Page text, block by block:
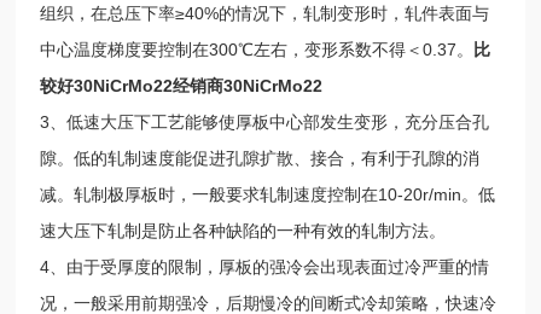
组织，在总压下率≥40%的情况下，轧制变形时，轧件表面与
中心温度梯度要控制在300℃左右，变形系数不得＜0.37。
比
较好30NiCrMo22经销商30NiCrMo22
3、低速大压下工艺能够使厚板中心部发生变形，充分压合孔
隙。低的轧制速度能促进孔隙扩散、接合，有利于孔隙的消
减。轧制极厚板时，一般要求轧制速度控制在10-20r/min。低
速大压下轧制是防止各种缺陷的一种有效的轧制方法。
4、由于受厚度的限制，厚板的强冷会出现表面过冷严重的情
况，一般采用前期强冷，后期慢冷的间断式冷却策略，快速冷